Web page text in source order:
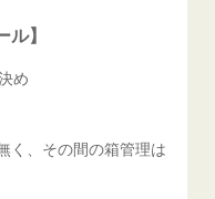
】
め
く、その間の箱管理は